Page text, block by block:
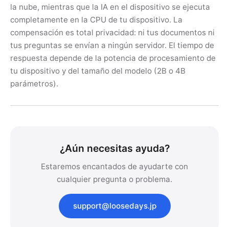
la nube, mientras que la IA en el dispositivo se ejecuta
completamente en la CPU de tu dispositivo. La
compensación es total privacidad: ni tus documentos ni
tus preguntas se envían a ningún servidor. El tiempo de
respuesta depende de la potencia de procesamiento de
tu dispositivo y del tamaño del modelo (2B o 4B
parámetros).
¿Aún necesitas ayuda?
Estaremos encantados de ayudarte con
cualquier pregunta o problema.
support@loosedays.jp